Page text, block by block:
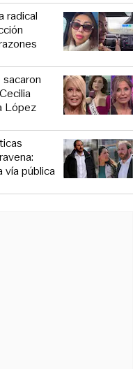
radical
López
vía pública